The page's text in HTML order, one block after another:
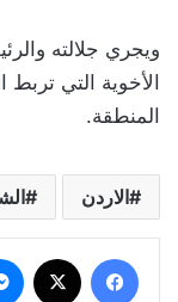
ويجري جلالته
الأخوية التي تربط
المنطقة.
الاردن
فيسبوك